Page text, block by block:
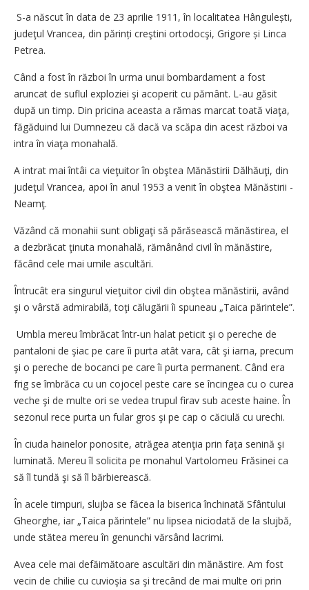
S-a născut în data de 23 aprilie 1911, în localitatea Hângulești,
judeţul Vrancea, din părinți creştini ortodocşi, Grigore și Linca
Petrea.
Când a fost în război în urma unui bombardament a fost
aruncat de suflul exploziei şi acoperit cu pământ. L-au găsit
după un timp. Din pricina aceasta a rămas marcat toată viaţa,
făgăduind lui Dumnezeu că dacă va scăpa din acest război va
intra în viaţa monahală.
A intrat mai întâi ca vieţuitor în obştea Mănăstirii Dălhăuţi, din
judeţul Vrancea, apoi în anul 1953 a venit în obştea Mănăstirii ­
Neamţ.
Văzând că monahii sunt obligaţi să părăsească mănăstirea, el
a dezbrăcat ţinuta monahală, rămânând civil în mănăstire,
făcând cele mai umile ascultări.
Întrucât era singurul vieţuitor civil din obştea mănăstirii, având
şi o vârstă admirabilă, toţi călugării îi spuneau „Taica părintele”.
Umbla mereu îmbrăcat într-un halat peticit şi o pereche de
pantaloni de şiac pe care îi purta atât vara, cât şi iarna, precum
şi o pereche de bocanci pe care îi purta permanent. Când era
frig se îmbrăca cu un cojocel peste care se încingea cu o curea
veche şi de multe ori se vedea trupul firav sub aceste haine. În
sezonul rece purta un fular gros şi pe cap o căciulă cu urechi.
În ciuda hainelor ponosite, atrăgea atenţia prin fața senină şi
luminată. Mereu îl solicita pe monahul Vartolomeu Frăsinei ca
să îl tundă şi să îl bărbierească.
În acele timpuri, slujba se făcea la biserica închinată Sfântului
Gheorghe, iar „Taica părintele” nu lipsea niciodată de la slujbă,
unde stătea mereu în genunchi vărsând lacrimi.
Avea cele mai defăimătoare ascultări din mănăstire. Am fost
vecin de chilie cu cuvioşia sa şi trecând de mai multe ori prin